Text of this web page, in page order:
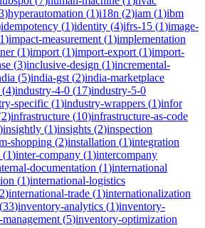
)hyperautomation (1)i18n (2)iam (1)ibm
idempotency (1)identity (4)ifrs-15 (1)image-
1)impact-measurement (1)implementation
(1)import (1)import-export (1)import-
(3)inclusive-design (1)incremental-
(5)india-gst (2)india-marketplace
(4)industry-4-0 (17)industry-5-0
specific (1)industry-wrappers (1)infor
2)infrastructure (10)infrastructure-as-code
)insightly (1)insights (2)inspection
shopping (2)installation (1)integration
(1)inter-company (1)intercompany
documentation (1)international
(1)international-logistics
2)international-trade (1)internationalization
(33)inventory-analytics (1)inventory-
(5)inventory-optimization